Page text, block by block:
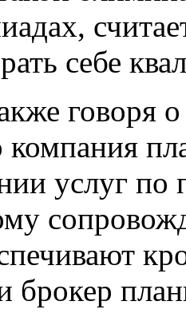
себе
говоря
услуг
брокер